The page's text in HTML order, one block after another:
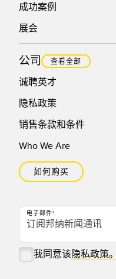
成功案例
展会
公司 查看全部
诚聘英才
隐私政策
销售条款和条件
Who We Are
如何购买
电子邮件
我同意该隐私政策。